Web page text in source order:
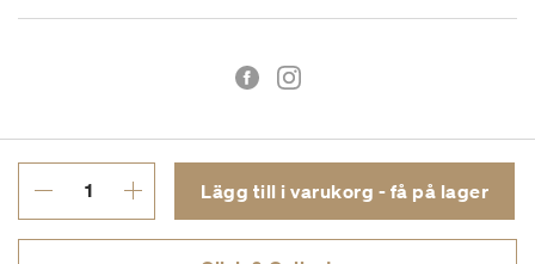
Lägg till i varukorg - få på lager